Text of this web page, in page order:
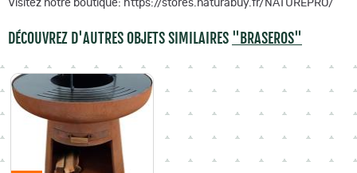
Visitez notre boutique: https://stores.naturabuy.fr/NATUREPRO/
DÉCOUVREZ D'AUTRES OBJETS SIMILAIRES "BRASEROS"